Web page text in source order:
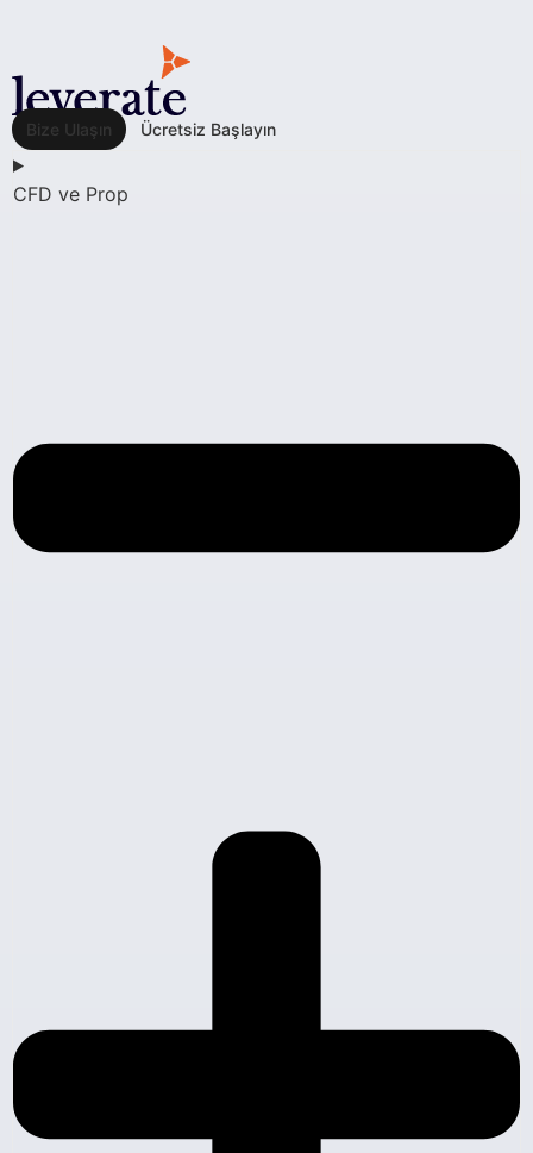
Bize Ulaşın Ücretsiz Başlayın
CFD ve Prop